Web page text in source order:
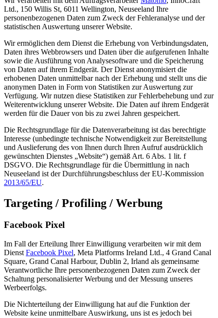
Ltd., 150 Willis St, 6011 Wellington, Neuseeland Ihre
personenbezogenen Daten zum Zweck der Fehleranalyse und der
statistischen Auswertung unserer Website.
Wir ermöglichen dem Dienst die Erhebung von Verbindungsdaten,
Daten ihres Webbrowsers und Daten über die aufgerufenen Inhalte
sowie die Ausführung von Analysesoftware und die Speicherung
von Daten auf ihrem Endgerät. Der Dienst anonymisiert die
erhobenen Daten unmittelbar nach der Erhebung und stellt uns die
anonymen Daten in Form von Statistiken zur Auswertung zur
Verfügung. Wir nutzen diese Statistiken zur Fehlerbehebung und zur
Weiterentwicklung unserer Website. Die Daten auf ihrem Endgerät
werden für die Dauer von bis zu zwei Jahren gespeichert.
Die Rechtsgrundlage für die Datenverarbeitung ist das berechtigte
Interesse (unbedingte technische Notwendigkeit zur Bereitstellung
und Auslieferung des von Ihnen durch Ihren Aufruf ausdrücklich
gewünschten Dienstes „Website“) gemäß Art. 6 Abs. 1 lit. f
DSGVO. Die Rechtsgrundlage für die Übermittlung in nach
Neuseeland ist der Durchführungsbeschluss der EU-Kommission
2013/65/EU.
Targeting / Profiling / Werbung
Facebook Pixel
Im Fall der Erteilung Ihrer Einwilligung verarbeiten wir mit dem
Dienst Facebook Pixel, Meta Platforms Ireland Ltd., 4 Grand Canal
Square, Grand Canal Harbour, Dublin 2, Irland als gemeinsame
Verantwortliche Ihre personenbezogenen Daten zum Zweck der
Schaltung personalisierter Werbung und der Messung unseres
Werbeerfolgs.
Die Nichterteilung der Einwilligung hat auf die Funktion der
Website keine unmittelbare Auswirkung, uns ist es jedoch bei